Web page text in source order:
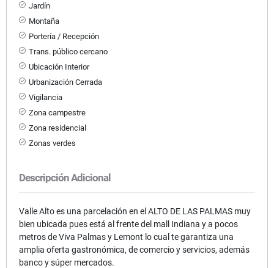
Jardín
Montaña
Portería / Recepción
Trans. público cercano
Ubicación Interior
Urbanización Cerrada
Vigilancia
Zona campestre
Zona residencial
Zonas verdes
Descripción Adicional
Valle Alto es una parcelación en el ALTO DE LAS PALMAS muy
bien ubicada pues está al frente del mall Indiana y a pocos
metros de Viva Palmas y Lemont lo cual te garantiza una
amplia oferta gastronómica, de comercio y servicios, además
banco y súper mercados.